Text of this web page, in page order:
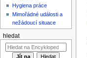
Hygiena práce
Mimořádné události a
nežádoucí situace
hledat